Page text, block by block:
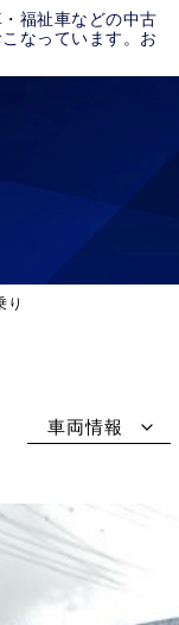
福祉車などの中古
なっています。お
り
車両情報